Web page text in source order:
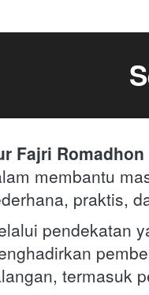
Fajri Romadhon
membantu
praktis,
pendekatan
termasuk